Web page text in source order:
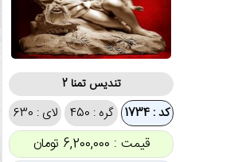
تندیس تمنا 2
کد : 1734 گره : 450 لای : 630
قیمت : 6,200,000 تومان